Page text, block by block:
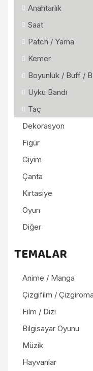
Anahtarlık
Saat
Patch / Yama
Kemer
Boyunluk / Buff /
Uyku Bandı
Taç
Dekorasyon
Figür
Giyim
Çanta
Kırtasiye
Oyun
Diğer
TEMALAR
Anime / Manga
Çizgifilm /
Film / Dizi
Bilgisayar Oyunu
Müzik
Hayvanlar